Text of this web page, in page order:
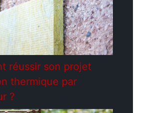
réussir son projet
thermique par
?